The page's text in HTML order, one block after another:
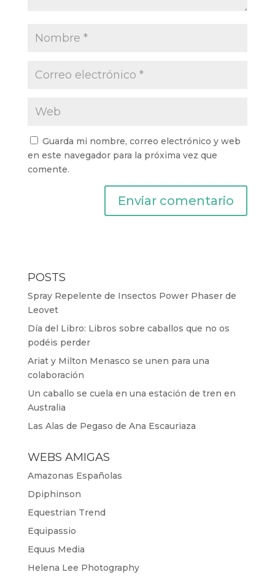
Guarda mi nombre, correo electrónico y web
en este navegador para la próxima vez que
comente.
POSTS
Spray Repelente de Insectos Power Phaser de
Leovet
Día del Libro: Libros sobre caballos que no os
podéis perder
Ariat y Milton Menasco se unen para una
colaboración
Un caballo se cuela en una estación de tren en
Australia
Las Alas de Pegaso de Ana Escauriaza
WEBS AMIGAS
Amazonas Españolas
Dpiphinson
Equestrian Trend
Equipassio
Equus Media
Helena Lee Photography